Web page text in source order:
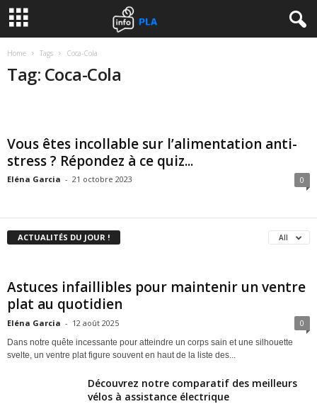
Home Tags Coca-Cola
Tag: Coca-Cola
Vous êtes incollable sur l’alimentation anti-
stress ? Répondez à ce quiz...
Eléna Garcia - 21 octobre 2023 0
ACTUALITÉS DU JOUR ! All
Astuces infaillibles pour maintenir un ventre
plat au quotidien
Eléna Garcia - 12 août 2025 0
Dans notre quête incessante pour atteindre un corps sain et une silhouette
svelte, un ventre plat figure souvent en haut de la liste des...
Découvrez notre comparatif des meilleurs
vélos à assistance électrique